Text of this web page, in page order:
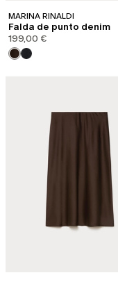
MARINA RINALDI
Falda de punto denim
199,00 €